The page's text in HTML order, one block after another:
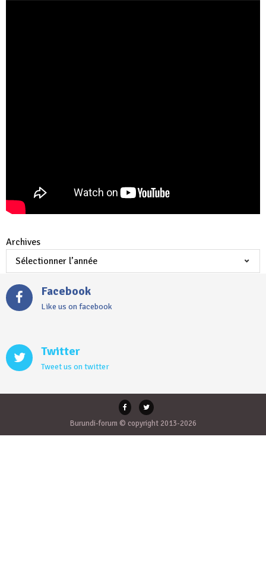
Archives
Facebook
Like us on facebook
Twitter
Tweet us on twitter
Burundi-forum © copyright 2013-2026